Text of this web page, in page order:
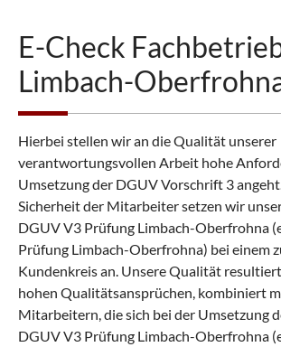
E-Check
Limbach-
Hierbei stellen wir an die Qualität unserer
verantwortungsvollen Arbeit hohe
Umsetzung der DGUV Vorschrift 3
Sicherheit der Mitarbeiter setzen wir
DGUV V3 Prüfung Limbach-Oberfrohna
Prüfung Limbach-Oberfrohna) bei einem
Kundenkreis an. Unsere Qualität
hohen Qualitätsansprüchen, kombiniert
Mitarbeitern, die sich bei der Umsetzung
DGUV V3 Prüfung Limbach-Oberfrohna